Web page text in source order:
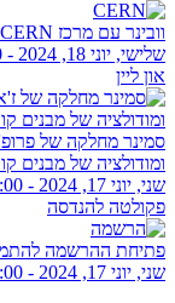
וובינר עם מרכז CERN העולמי לחקר חלקיקים
שלישי, יוני 18, 2024 -
און ליין
סמינר מחלקה של פרופ'
ומודולציה של מבנים
שני, יוני 17, 2024 -
פקולטה להנדסה
פתיחת ההרשמה
שני, יוני 17, 2024 -